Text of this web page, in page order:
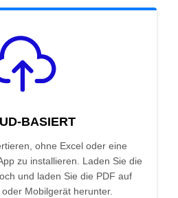
BASIERT
ohne Excel oder eine
zu installieren. Laden Sie die
und laden Sie die PDF auf
Mobilgerät herunter.